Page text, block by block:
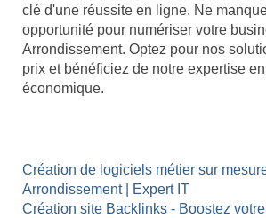
clé d'une réussite en ligne. Ne
opportunité pour numériser votre
Arrondissement. Optez pour nos
prix et bénéficiez de notre expertise
économique.
Création de logiciels métier sur
Arrondissement | Expert IT
Création site Backlinks - Boostez